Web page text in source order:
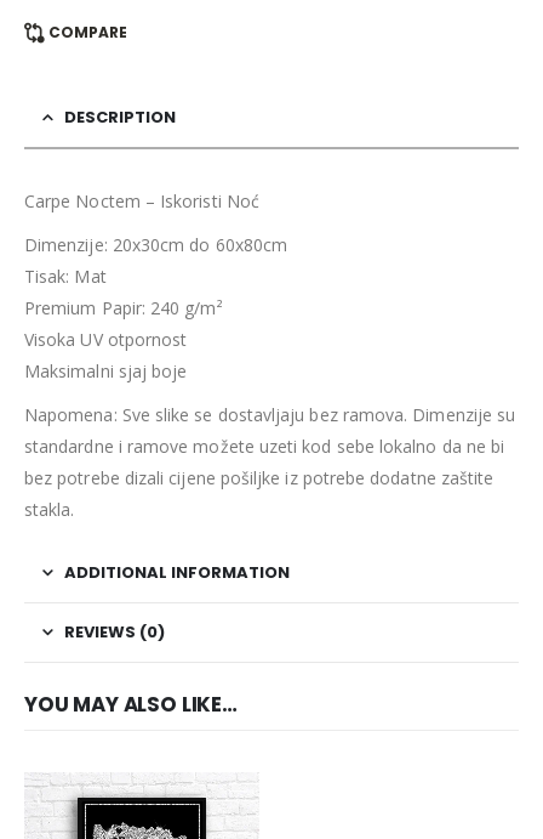
COMPARE
DESCRIPTION
Carpe Noctem – Iskoristi Noć
Dimenzije: 20x30cm do 60x80cm
Tisak: Mat
Premium Papir: 240 g/m²
Visoka UV otpornost
Maksimalni sjaj boje
Napomena: Sve slike se dostavljaju bez ramova. Dimenzije su
standardne i ramove možete uzeti kod sebe lokalno da ne bi
bez potrebe dizali cijene pošiljke iz potrebe dodatne zaštite
stakla.
ADDITIONAL INFORMATION
REVIEWS (0)
YOU MAY ALSO LIKE…